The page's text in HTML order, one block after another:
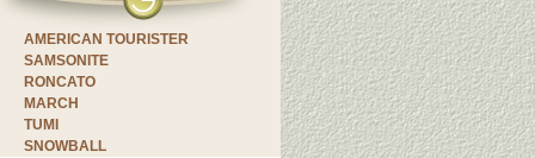
AMERICAN TOURISTER
SAMSONITE
RONCATO
MARCH
TUMI
SNOWBALL